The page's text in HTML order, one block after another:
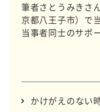
筆者さとうみきさ
京都八王子市）で
当事者同士のサポ
で、みきさんの心
かけがえのない